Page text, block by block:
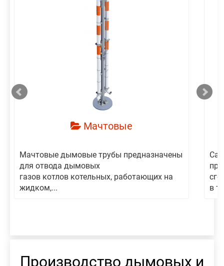
Мачтовые
Мачтовые дымовые трубы предназначены
для отвода дымовых
газов котлов котельных, работающих на
жидком,...
в
Производство дымовых и